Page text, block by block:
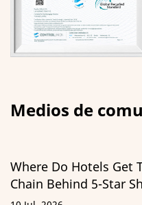
Medios de
Get Their
5-Star Sheets